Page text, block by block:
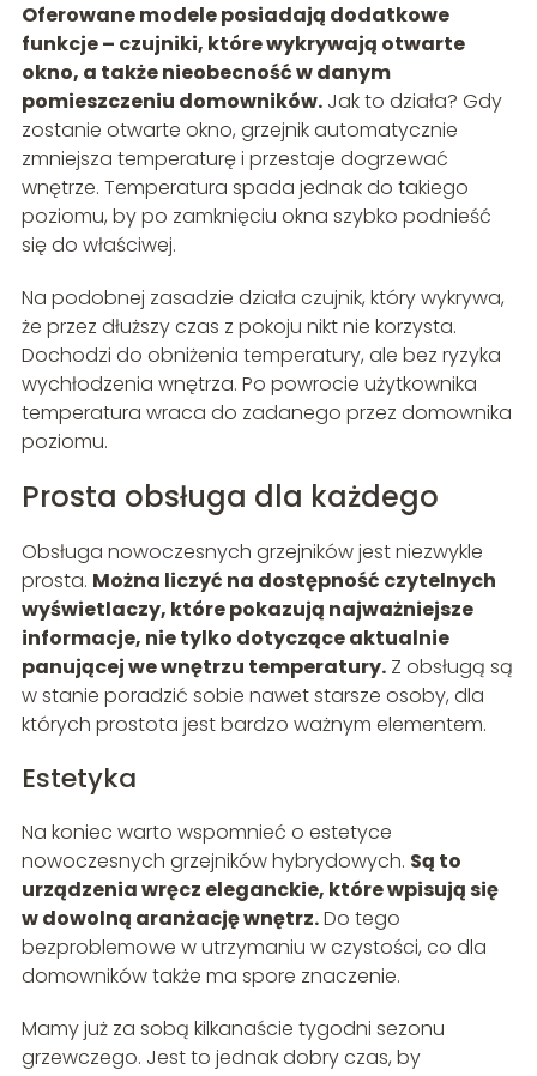
Oferowane modele posiadają dodatkowe
funkcje – czujniki, które wykrywają otwarte
okno, a także nieobecność w danym
pomieszczeniu domowników.Jak to działa? Gdy
zostanie otwarte okno, grzejnik automatycznie
zmniejsza temperaturę i przestaje dogrzewać
wnętrze. Temperatura spada jednak do takiego
poziomu, by po zamknięciu okna szybko podnieść
się do właściwej.
Na podobnej zasadzie działa czujnik, który wykrywa,
że przez dłuższy czas z pokoju nikt nie korzysta.
Dochodzi do obniżenia temperatury, ale bez ryzyka
wychłodzenia wnętrza. Po powrocie użytkownika
temperatura wraca do zadanego przez domownika
poziomu.
Prosta obsługa dla każdego
Obsługa nowoczesnych grzejników jest niezwykle
prosta. Można liczyć na dostępność czytelnych
wyświetlaczy, które pokazują najważniejsze
informacje, nie tylko dotyczące aktualnie
panującej we wnętrzu temperatury.Z obsługą są
w stanie poradzić sobie nawet starsze osoby, dla
których prostota jest bardzo ważnym elementem.
Estetyka
Na koniec warto wspomnieć o estetyce
nowoczesnych grzejników hybrydowych. Są to
urządzenia wręcz eleganckie, które wpisują się
w dowolną aranżację wnętrz.Do tego
bezproblemowe w utrzymaniu w czystości, co dla
domowników także ma spore znaczenie.
Mamy już za sobą kilkanaście tygodni sezonu
grzewczego. Jest to jednak dobry czas, by